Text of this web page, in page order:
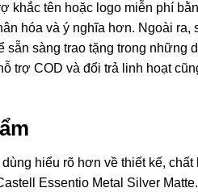
khắc tên hoặc logo miễn phí
hóa và ý nghĩa hơn. Ngoài ra,
sàng trao tặng trong những
trợ COD và đổi trả linh hoạt
hiểu rõ hơn về thiết kế, chất
Essentio Metal Silver